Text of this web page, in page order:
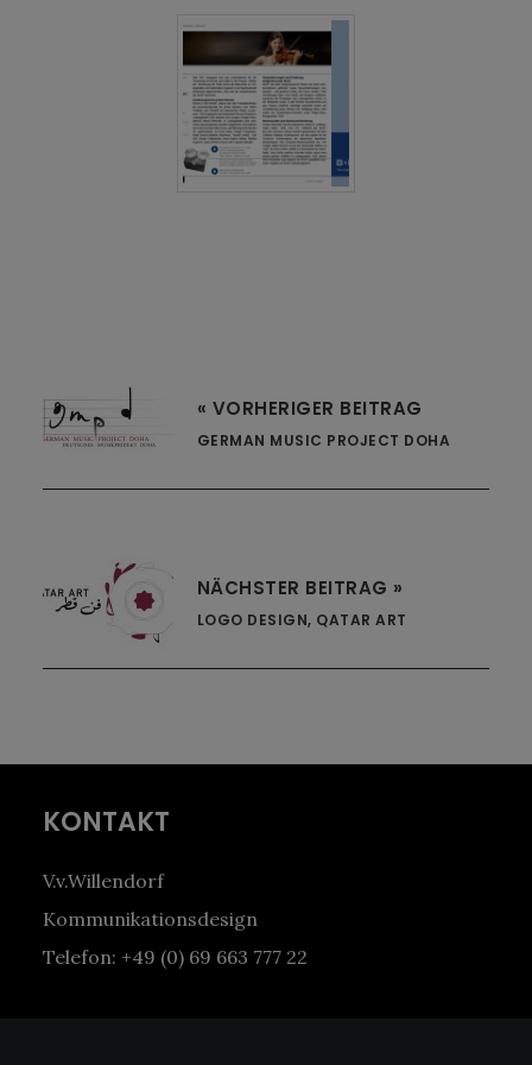
« VORHERIGER BEITRAG
GERMAN MUSIC PROJECT DOHA
NÄCHSTER BEITRAG »
LOGO DESIGN, QATAR ART
KONTAKT
V.v.Willendorf
Kommunikationsdesign
Telefon: +49 (0) 69 663 777 22